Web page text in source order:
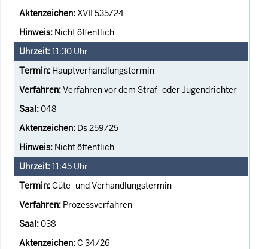
XVII 535/24
Nicht öffentlich
11:30 Uhr
Hauptverhandlungstermin
Verfahren vor dem Straf- oder Jugendrichter
048
Ds 259/25
Nicht öffentlich
11:45 Uhr
Güte- und Verhandlungstermin
Prozessverfahren
038
C 34/26